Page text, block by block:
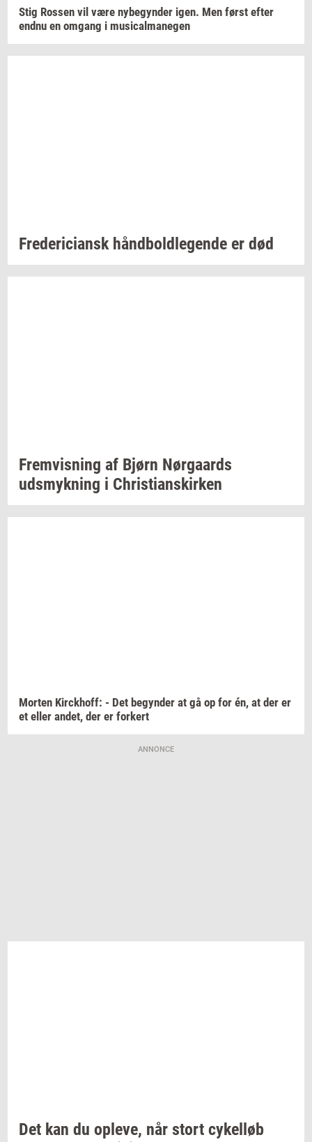
Stig Ros­sen vil være ny­be­gyn­der igen. Men først efter
endnu en om­gang i mu­si­cal­ma­ne­gen
Fre­de­ri­ci­ansk hånd­bold­le­gen­de er død
Frem­vis­ning af Bjørn Nør­gaards
udsmyk­ning i Chri­sti­anskir­ken
Mor­ten Kirck­hoff: - Det be­gyn­der at gå op for én, at der er
et eller andet, der er for­kert
ANNONCE
Det kan du op­le­ve, når stort cy­kel­løb